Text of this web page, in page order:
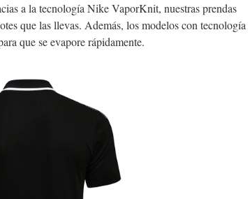
a la tecnología Nike VaporKnit, nuestras prendas
que las llevas. Además, los modelos con tecnología
que se evapore rápidamente.